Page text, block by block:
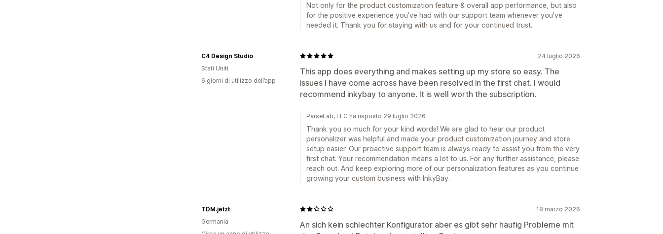
Not only for the product customization feature & overall app performance, but also
for the positive experience you've had with our support team whenever you've
needed it. Thank you for staying with us and for your continued trust.
24 luglio 2026
This app does everything and makes setting up my store so easy. The
issues I have come across have been resolved in the first chat. I would
recommend inkybay to anyone. It is well worth the subscription.
C4 Design Studio
Stati Uniti
6 giorni di utilizzo dell’app
ParseLab, LLC ha risposto 29 luglio 2026
Thank you so much for your kind words! We are glad to hear our product
personalizer was helpful and made your product customization journey and store
setup easier. Our proactive support team is always ready to assist you from the very
first chat. Your recommendation means a lot to us. For any further assistance, please
reach out. And keep exploring more of our personalization features as you continue
growing your custom business with InkyBay.
18 marzo 2026
An sich kein schlechter Konfigurator aber es gibt sehr häufig Probleme mit
TDM.jetzt
Germania